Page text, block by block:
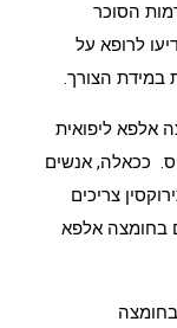
הסוכר
לרופא על
במידת הצורך.
אלפא ליפואית
ככאלה, אנשים
צריכים
בחומצה אלפא